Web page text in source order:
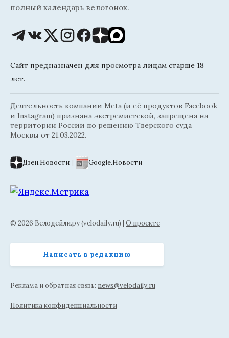
полный календарь велогонок.
Сайт предназначен для просмотра лицам старше 18
лет.
Деятельность компании Meta (и её продуктов Facebook
и Instagram) признана экстремистской, запрещена на
территории России по решению Тверского суда
Москвы от 21.03.2022.
Дзен.Новости | Google.Новости
© 2026 Велодейли.ру (velodaily.ru) | О проекте
Написать в редакцию
Реклама и обратная связь: news@velodaily.ru
Политика конфиденциальности